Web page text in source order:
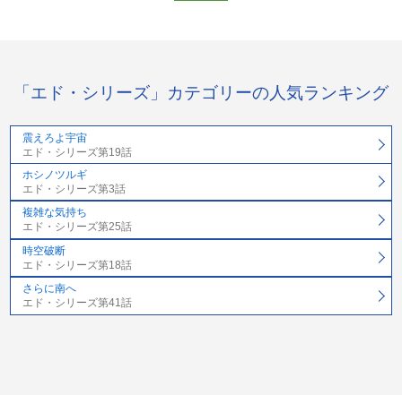
「エド・シリーズ」カテゴリーの人気ランキング
震えろよ宇宙
エド・シリーズ第19話
ホシノツルギ
エド・シリーズ第3話
複雑な気持ち
エド・シリーズ第25話
時空破断
エド・シリーズ第18話
さらに南へ
エド・シリーズ第41話